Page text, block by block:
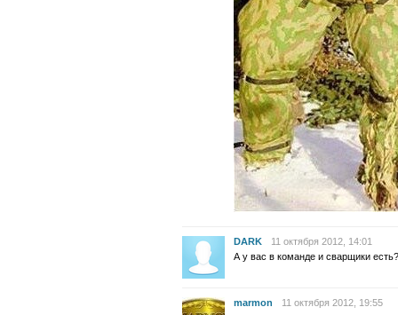
DARK
11 октября 2012, 14:01
А у вас в команде и сварщики
marmon
11 октября 2012, 19:55